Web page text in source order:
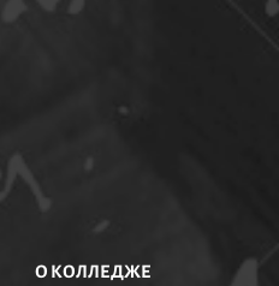
О КОЛЛЕДЖЕ